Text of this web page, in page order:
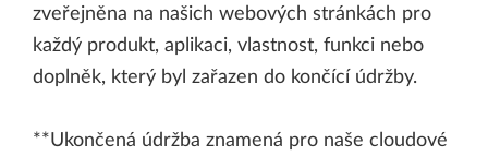
zveřejněna na našich webových stránkách pro
každý produkt, aplikaci, vlastnost, funkci nebo
doplněk, který byl zařazen do končící údržby.
**Ukončená údržba znamená pro naše cloudové